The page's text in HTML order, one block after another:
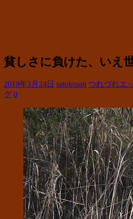
貧しさに負けた、いえ
2019年3月24日 satokosan つれづれエ
グ 0